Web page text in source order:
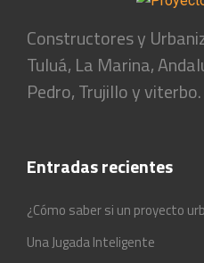
Constructores y
Tuluá, La Marina,
Pedro, Trujillo y
Entradas recientes
¿Cómo saber si un proyecto
Una Jugada Inteligente